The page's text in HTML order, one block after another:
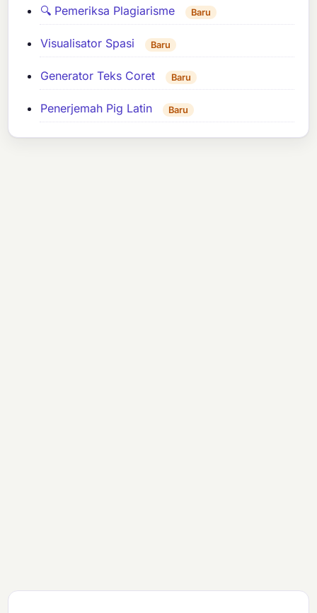
🔍 Pemeriksa Plagiarisme Baru
Visualisator Spasi Baru
Generator Teks Coret Baru
Penerjemah Pig Latin Baru